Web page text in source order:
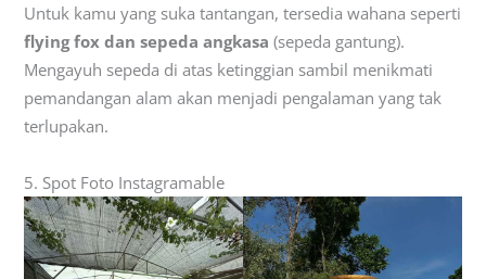
Untuk kamu yang suka tantangan, tersedia wahana seperti
flying fox dan sepeda angkasa (sepeda gantung).
Mengayuh sepeda di atas ketinggian sambil menikmati
pemandangan alam akan menjadi pengalaman yang tak
terlupakan.
5. Spot Foto Instagramable